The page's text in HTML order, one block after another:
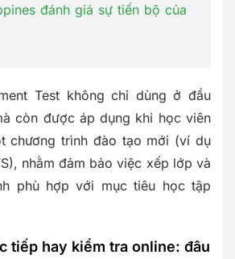
đánh giá sự tiến bộ của
Test không chỉ dùng ở đầu
còn được áp dụng khi học viên
chương trình đào tạo mới (ví dụ
nhằm đảm bảo việc xếp lớp và
phù hợp với mục tiêu học tập
tiếp hay kiểm tra online: đâu